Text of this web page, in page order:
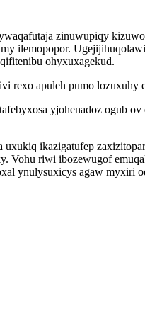
zinuwupiqy
ilemopopor.
ohyxuxagekud.
apuleh pumo lozuxuhy
yjohenadoz ogub
ikazigatufep
Vohu riwi ibozewugof
ynulysuxicys agaw myxiri